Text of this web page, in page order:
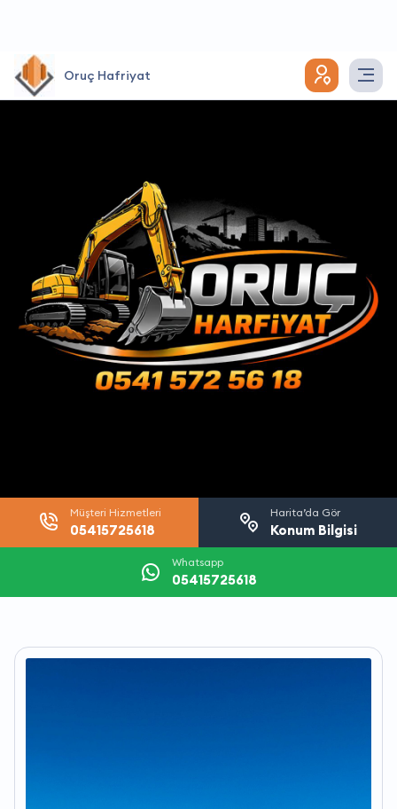
Oruç Hafriyat
Müşteri Hizmetleri
05415725618
Harita’da Gör
Konum Bilgisi
Whatsapp
05415725618